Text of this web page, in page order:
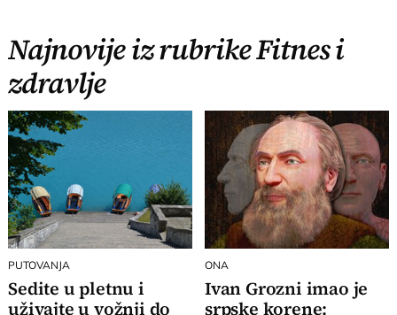
Najnovije iz rubrike Fitnes i
zdravlje
PUTOVANJA
Sedite u pletnu i
uživajte u vožnji do
ONA
Ivan Grozni imao je
srpske korene: